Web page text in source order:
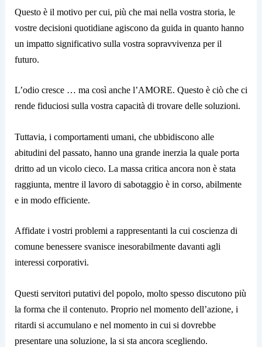
Questo è il motivo per cui, più che mai nella vostra storia, le
vostre decisioni quotidiane agiscono da guida in quanto hanno
un impatto significativo sulla vostra sopravvivenza per il
futuro.
L’odio cresce … ma così anche l’AMORE. Questo è ciò che ci
rende fiduciosi sulla vostra capacità di trovare delle soluzioni.
Tuttavia, i comportamenti umani, che ubbidiscono alle
abitudini del passato, hanno una grande inerzia la quale porta
dritto ad un vicolo cieco. La massa critica ancora non è stata
raggiunta, mentre il lavoro di sabotaggio è in corso, abilmente
e in modo efficiente.
Affidate i vostri problemi a rappresentanti la cui coscienza di
comune benessere svanisce inesorabilmente davanti agli
interessi corporativi.
Questi servitori putativi del popolo, molto spesso discutono più
la forma che il contenuto. Proprio nel momento dell’azione, i
ritardi si accumulano e nel momento in cui si dovrebbe
presentare una soluzione, la si sta ancora scegliendo.